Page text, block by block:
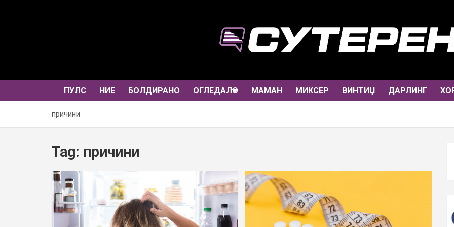
ПУЛС НИЕ БОЛДИРАНО ОГЛЕДАЛО МАМАН МИКСЕР ВИНТИЏ ДАРЛИНГ
причини
Tag: причини